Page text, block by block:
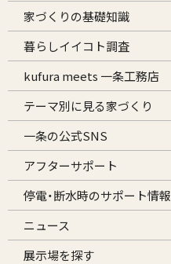
家づくりの基礎知識
暮らしイイコト調査
kufura meets 一条工務店
テーマ別に見る家づくり
一条の公式SNS
アフターサポート
停電・断水時のサポート情報
ニュース
展示場を探す